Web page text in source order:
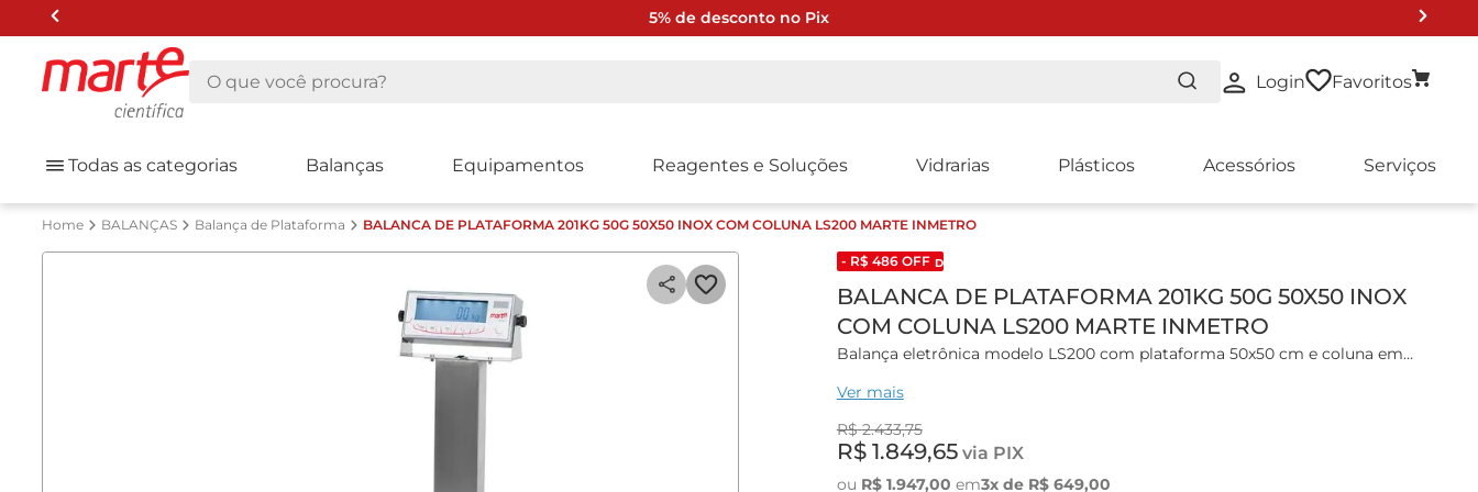
5% de desconto no Pix
O que você procura?
Login Favoritos
Todas as categorias Balanças Equipamentos Reagentes e Soluções Vidrarias Plásticos Acessórios Serviços
BALANÇAS Balança de Plataforma BALANCA DE PLATAFORMA 201KG 50G 50X50 INOX COM COLUNA LS200 MARTE INMETRO
- R$ 486OFF DESCONTO DE LISTA 2024
BALANCA DE PLATAFORMA 201KG 50G 50X50 INOX
COM COLUNA LS200 MARTE INMETRO
Balança eletrônica modelo LS200 com plataforma 50x50 cm e coluna em
toda a escala.
Display digital de cristal líquido (LCD) retroiluminado com 8 dígitos de 7
Ver mais
R$ 2.433,75
R$ 1.849,65via PIX
ou R$ 1.947,00 em3x de R$ 649,00